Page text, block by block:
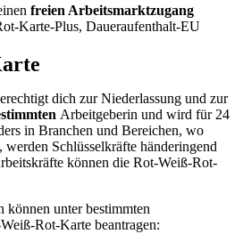
freien Arbeitsmarktzugang
Karte-Plus, Daueraufenthalt-EU
dich zur Niederlassung und zur
Arbeitgeberin und wird für 24
in Branchen und Bereichen, wo
werden Schlüsselkräfte händeringend
können die Rot-Weiß-Rot-
können unter bestimmten
Rot-Karte beantragen: